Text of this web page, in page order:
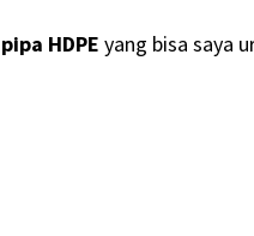
pipa HDPE yang bisa saya